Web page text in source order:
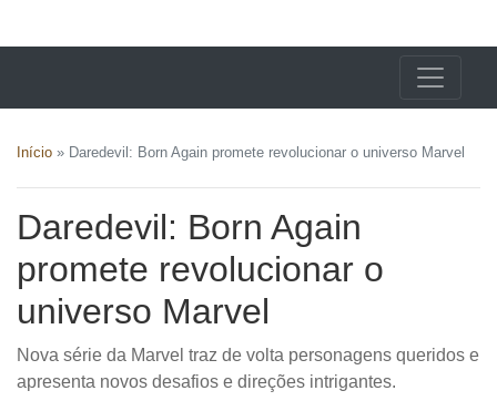
Início » Daredevil: Born Again promete revolucionar o universo Marvel
Daredevil: Born Again
promete revolucionar o
universo Marvel
Nova série da Marvel traz de volta personagens queridos e
apresenta novos desafios e direções intrigantes.